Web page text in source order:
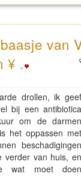
van
¥ .
drollen, ik geef
bij een antibiotica
om de darmen
het oppassen met
beschadigingen
verder van huis, en
wat moet doen